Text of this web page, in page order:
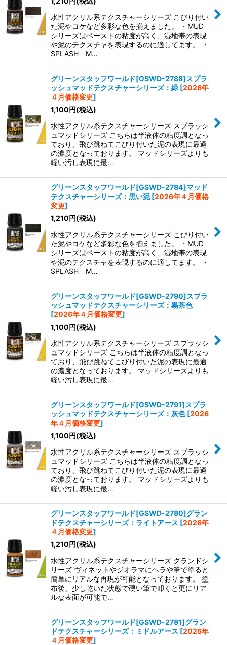
水性アクリル系テクスチャーシリーズ こびり付い
た泥やコケなど多彩な色を揃えました。 ・MUD
シリーズはペーストの粘度が高く、湿地帯の表現
や泥のテクスチャを表現するのに適してます。 ・
SPLASH M…
グリーンスタッフワールド[GSWD-2788]スプラ
ッシュマッドテクスチャーシリーズ：緑 [2026年
４月価格変更]
1,100円(税込)
水性アクリル系テクスチャーシリーズ スプラッシ
ュマッドシリーズ こちらは半液体の粘度調となっ
ており、飛び跳ねてこびり付いた泥の表現に最適
の濃度となっております。 マッドシリーズよりも
軽い汚し表現に最…
グリーンスタッフワールド[GSWD-2784]マッド
テクスチャーシリーズ：黒い泥 [2026年４月価格
変更]
1,210円(税込)
水性アクリル系テクスチャーシリーズ こびり付い
た泥やコケなど多彩な色を揃えました。 ・MUD
シリーズはペーストの粘度が高く、湿地帯の表現
や泥のテクスチャを表現するのに適してます。 ・
SPLASH M…
グリーンスタッフワールド[GSWD-2790]スプラ
ッシュマッドテクスチャーシリーズ：黒茶色
[2026年４月価格変更]
1,100円(税込)
水性アクリル系テクスチャーシリーズ スプラッシ
ュマッドシリーズ こちらは半液体の粘度調となっ
ており、飛び跳ねてこびり付いた泥の表現に最適
の濃度となっております。 マッドシリーズよりも
軽い汚し表現に最…
グリーンスタッフワールド[GSWD-2791]スプラ
ッシュマッドテクスチャーシリーズ：灰色 [2026
年４月価格変更]
1,100円(税込)
水性アクリル系テクスチャーシリーズ スプラッシ
ュマッドシリーズ こちらは半液体の粘度調となっ
ており、飛び跳ねてこびり付いた泥の表現に最適
の濃度となっております。 マッドシリーズよりも
軽い汚し表現に最…
グリーンスタッフワールド[GSWD-2780]グラン
ドテクスチャーシリーズ：ライトアース [2026年
４月価格変更]
1,210円(税込)
水性アクリル系テクスチャーシリーズ グランドシ
リーズ ヴィネットやジオラマにヘラや筆で塗ると
簡単にリアルな再現が可能となっております。 塗
布後、少し乾いた状態で硬い筆で叩くと更にリア
ルな表面が可能で…
グリーンスタッフワールド[GSWD-2781]グラン
ドテクスチャーシリーズ：ミドルアース [2026年
４月価格変更]